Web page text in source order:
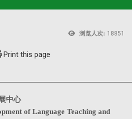
浏览人次: 18851
Print this page
中心
of Language Teaching and